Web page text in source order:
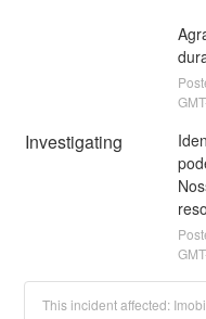
Investigating
This incident affected: